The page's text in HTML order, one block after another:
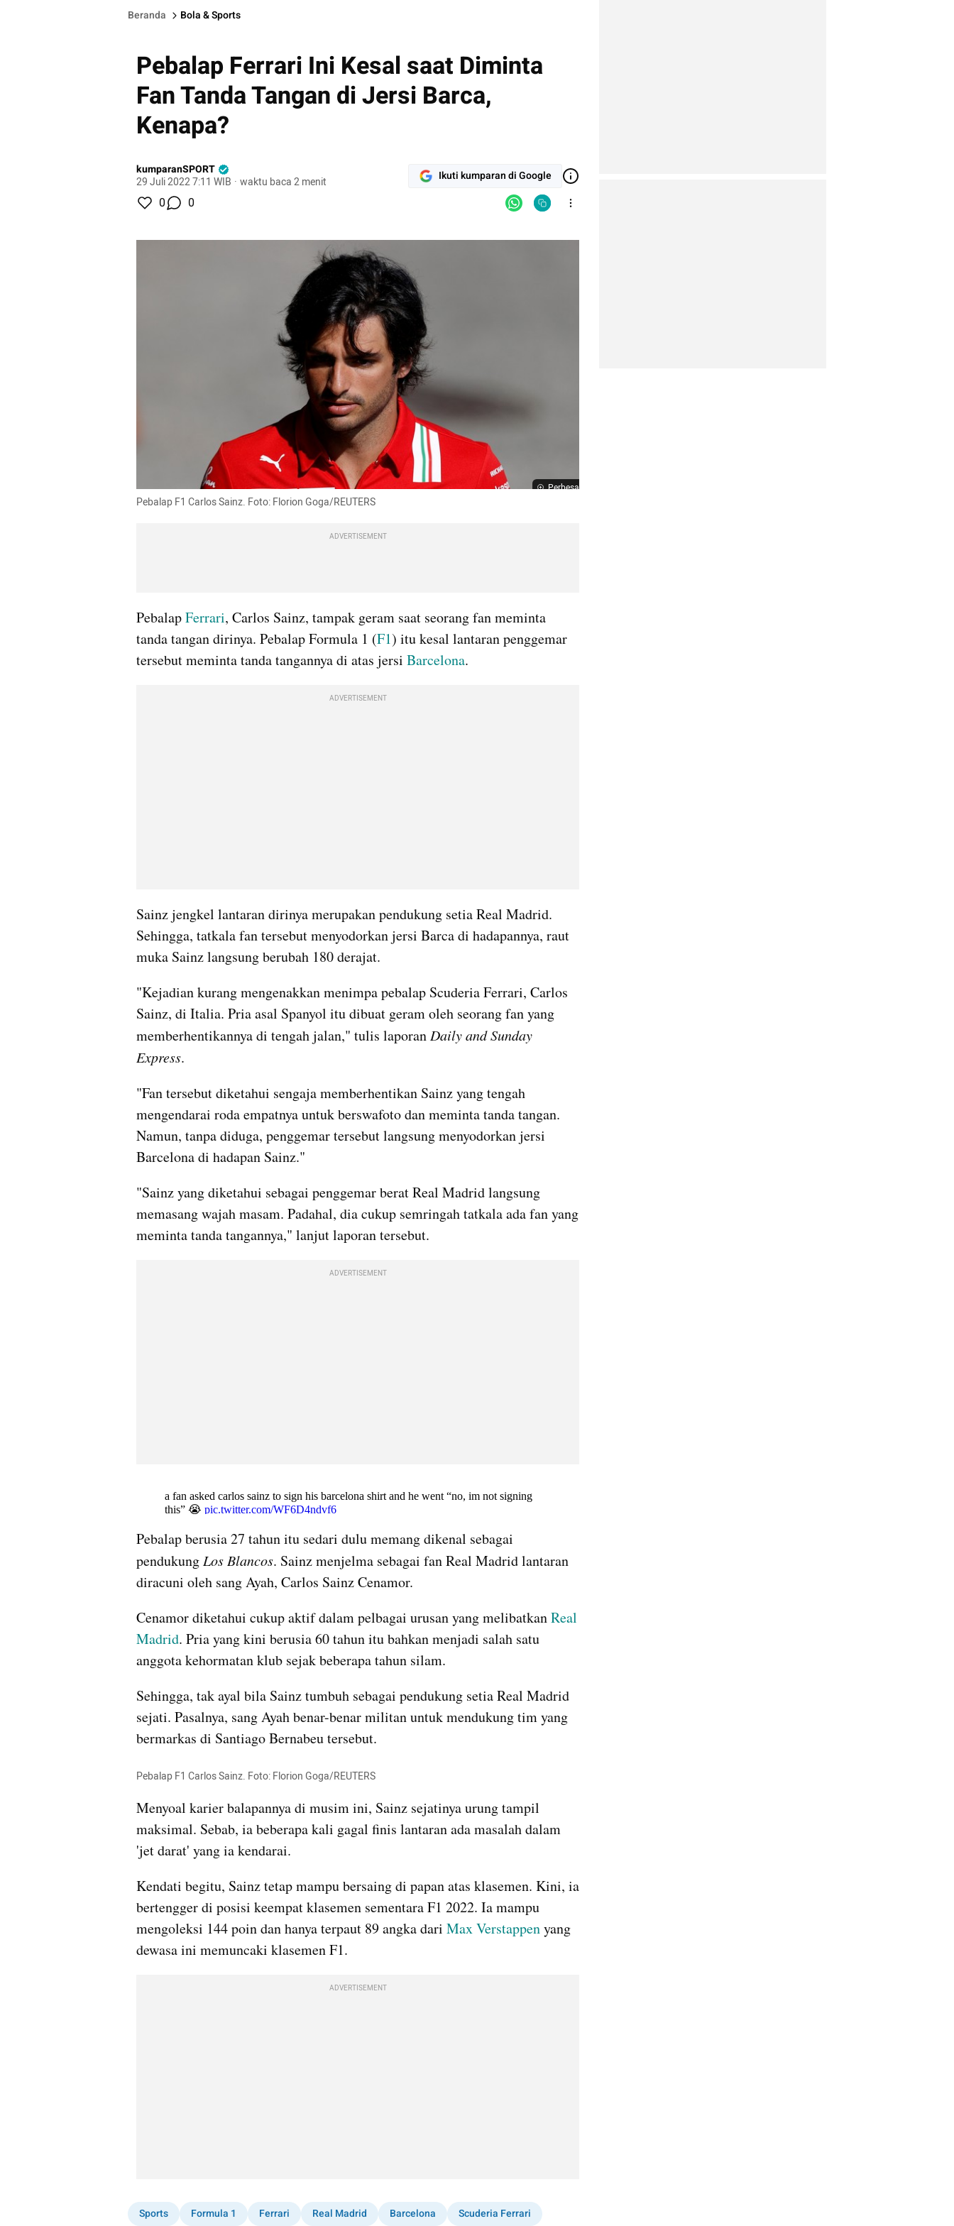
Beranda Bola & Sports
Pebalap Ferrari Ini Kesal saat Diminta
Fan Tanda Tangan di Jersi Barca,
Kenapa?
kumparanSPORT
29 Juli 2022 7:11 WIB · waktu baca 2 menit Ikuti kumparan di Google
0 0
Perbesar
Pebalap F1 Carlos Sainz. Foto: Florion Goga/REUTERS
ADVERTISEMENT
Pebalap Ferrari, Carlos Sainz, tampak geram saat seorang fan meminta
tanda tangan dirinya. Pebalap Formula 1 (F1) itu kesal lantaran penggemar
tersebut meminta tanda tangannya di atas jersi Barcelona.
ADVERTISEMENT
Sainz jengkel lantaran dirinya merupakan pendukung setia Real Madrid.
Sehingga, tatkala fan tersebut menyodorkan jersi Barca di hadapannya, raut
muka Sainz langsung berubah 180 derajat.
"Kejadian kurang mengenakkan menimpa pebalap Scuderia Ferrari, Carlos
Sainz, di Italia. Pria asal Spanyol itu dibuat geram oleh seorang fan yang
memberhentikannya di tengah jalan," tulis laporan Daily and Sunday
Express.
"Fan tersebut diketahui sengaja memberhentikan Sainz yang tengah
mengendarai roda empatnya untuk berswafoto dan meminta tanda tangan.
Namun, tanpa diduga, penggemar tersebut langsung menyodorkan jersi
Barcelona di hadapan Sainz."
"Sainz yang diketahui sebagai penggemar berat Real Madrid langsung
memasang wajah masam. Padahal, dia cukup semringah tatkala ada fan yang
meminta tanda tangannya," lanjut laporan tersebut.
ADVERTISEMENT
X post embed
Pebalap berusia 27 tahun itu sedari dulu memang dikenal sebagai
pendukung Los Blancos. Sainz menjelma sebagai fan Real Madrid lantaran
diracuni oleh sang Ayah, Carlos Sainz Cenamor.
Cenamor diketahui cukup aktif dalam pelbagai urusan yang melibatkan Real
Madrid. Pria yang kini berusia 60 tahun itu bahkan menjadi salah satu
anggota kehormatan klub sejak beberapa tahun silam.
Sehingga, tak ayal bila Sainz tumbuh sebagai pendukung setia Real Madrid
sejati. Pasalnya, sang Ayah benar-benar militan untuk mendukung tim yang
bermarkas di Santiago Bernabeu tersebut.
Pebalap F1 Carlos Sainz. Foto: Florion Goga/REUTERS
Menyoal karier balapannya di musim ini, Sainz sejatinya urung tampil
maksimal. Sebab, ia beberapa kali gagal finis lantaran ada masalah dalam
'jet darat' yang ia kendarai.
Kendati begitu, Sainz tetap mampu bersaing di papan atas klasemen. Kini, ia
bertengger di posisi keempat klasemen sementara F1 2022. Ia mampu
mengoleksi 144 poin dan hanya terpaut 89 angka dari Max Verstappen yang
dewasa ini memuncaki klasemen F1.
ADVERTISEMENT
Sports Formula 1 Ferrari Real Madrid Barcelona Scuderia Ferrari